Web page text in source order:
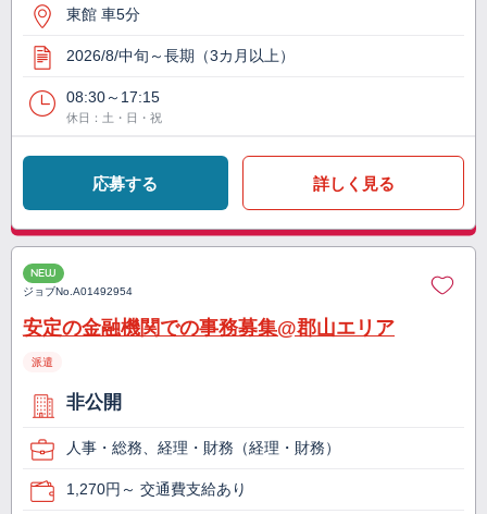
東館 車5分
2026/8/中旬～長期（3カ月以上）
08:30～17:15
休日：土・日・祝
応募する 詳しく見る
NEW
ジョブNo.A01492954
安定の金融機関での事務募集@郡山エリア
派遣
非公開
人事・総務、経理・財務（経理・財務）
1,270円～ 交通費支給あり